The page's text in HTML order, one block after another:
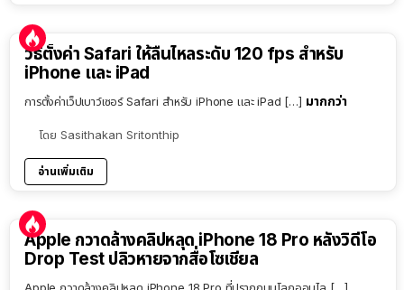
วิธีตั้งค่า Safari ให้ลื่นไหลระดับ 120 fps สำหรับ
iPhone และ iPad
การตั้งค่าเว็ปเบาว์เซอร์ Safari สำหรับ iPhone และ iPad […] มากกว่า
โดย Sasithakan Sritonthip
อ่านเพิ่มเติม
Apple กวาดล้างคลิปหลุด iPhone 18 Pro หลังวิดีโอ
Drop Test ปลิวหายจากสื่อโซเชียล